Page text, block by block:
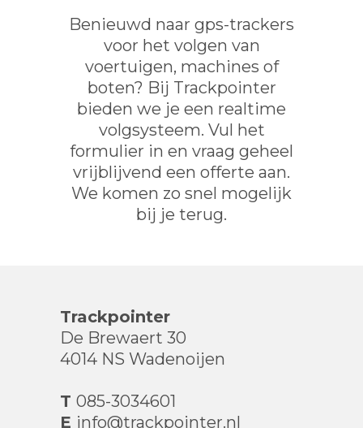
Benieuwd naar gps-trackers
voor het volgen van
voertuigen, machines of
boten? Bij Trackpointer
bieden we je een realtime
volgsysteem. Vul het
formulier in en vraag geheel
vrijblijvend een offerte aan.
We komen zo snel mogelijk
bij je terug.
Trackpointer
De Brewaert 30
4014 NS Wadenoijen
T 085-3034601
E info@trackpointer.nl